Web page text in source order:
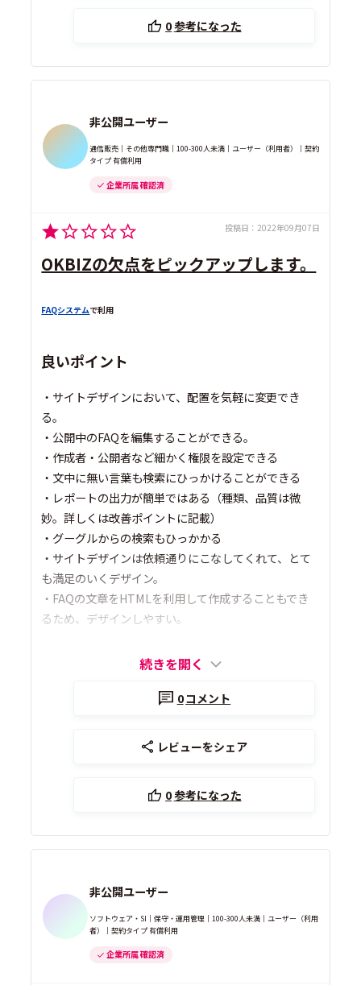
0参考になった
非公開ユーザー
通信販売｜その他専門職｜100-300人未満｜ユーザー（利用者）｜契約
タイプ 有償利用
企業所属 確認済
投稿日： 2022年09月07日
OKBIZの欠点をピックアップします。
FAQシステムで利用
良いポイント
・サイトデザインにおいて、配置を気軽に変更でき
る。
・公開中のFAQを編集することができる。
・作成者・公開者など細かく権限を設定できる
・文中に無い言葉も検索にひっかけることができる
・レポートの出力が簡単ではある（種類、品質は微
妙。詳しくは改善ポイントに記載）
・グーグルからの検索もひっかかる
・サイトデザインは依頼通りにこなしてくれて、とて
も満足のいくデザイン。
・FAQの文章をHTMLを利用して作成することもでき
るため、デザインしやすい。
続きを開く
0コメント
レビューをシェア
0参考になった
非公開ユーザー
ソフトウェア・SI｜保守・運用管理｜100-300人未満｜ユーザー（利用
者）｜契約タイプ 有償利用
企業所属 確認済